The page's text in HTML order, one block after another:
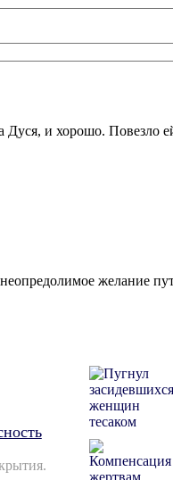
Дуся, и хорошо. Повезло
желание